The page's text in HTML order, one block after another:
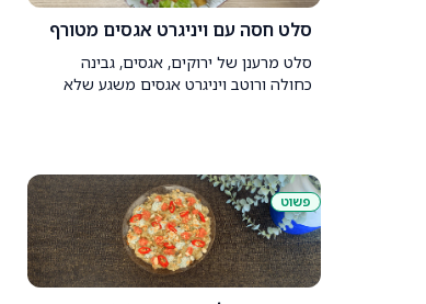
סלט חסה עם ויניגרט אגסים מטורף
סלט מרענן של ירוקים, אגסים, גבינה
כחולה ורוטב ויניגרט אגסים משגע שלא
פשוט